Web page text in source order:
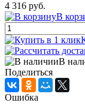
4 316 руб.
В
В
Поделиться
Ошибка